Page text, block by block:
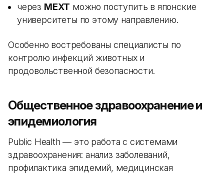
через MEXT можно поступить в японские
университеты по этому направлению.
Особенно востребованы специалисты по
контролю инфекций животных и
продовольственной безопасности.
Общественное здравоохранение и
эпидемиология
Public Health — это работа с системами
здравоохранения: анализ заболеваний,
профилактика эпидемий, медицинская